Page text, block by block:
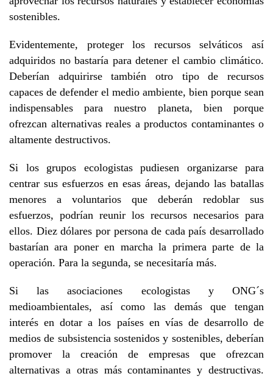
sostenibles.
Evidentemente, proteger los recursos selváticos así
adquiridos no bastaría para detener el cambio climático.
Deberían adquirirse también otro tipo de recursos
capaces de defender el medio ambiente, bien porque sean
indispensables para nuestro planeta, bien porque
ofrezcan alternativas reales a productos contaminantes o
altamente destructivos.
Si los grupos ecologistas pudiesen organizarse para
centrar sus esfuerzos en esas áreas, dejando las batallas
menores a voluntarios que deberán redoblar sus
esfuerzos, podrían reunir los recursos necesarios para
ellos. Diez dólares por persona de cada país desarrollado
bastarían ara poner en marcha la primera parte de la
operación. Para la segunda, se necesitaría más.
Si las asociaciones ecologistas y ONG´s
medioambientales, así como las demás que tengan
interés en dotar a los países en vías de desarrollo de
medios de subsistencia sostenidos y sostenibles, deberían
promover la creación de empresas que ofrezcan
alternativas a otras más contaminantes y destructivas.